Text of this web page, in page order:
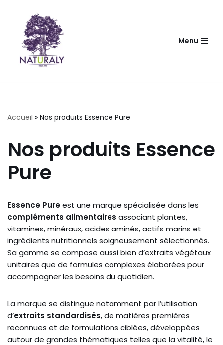
contenu
Menu
Accueil » Nos produits Essence Pure
Nos produits Essence
Pure
Essence Pureest une marque spécialisée dans les
compléments alimentaires associant plantes,
vitamines, minéraux, acides aminés, actifs marins et
ingrédients nutritionnels soigneusement sélectionnés.
Sa gamme se compose aussi bien d’extraits végétaux
unitaires que de formules complexes élaborées pour
accompagner les besoins du quotidien.
La marque se distingue notamment par l’utilisation
d’extraits standardisés, de matières premières
reconnues et de formulations ciblées, développées
autour de grandes thématiques telles que la vitalité, le